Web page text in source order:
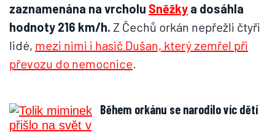
zaznamenána na vrcholu Sněžky a dosáhla
hodnoty 216 km/h. Z Čechů orkán nepřežli čtyři
lidé, mezi nimi i hasič Dušan, který zemřel při
převozu do nemocnice
Během orkánu se narodilo víc dětí